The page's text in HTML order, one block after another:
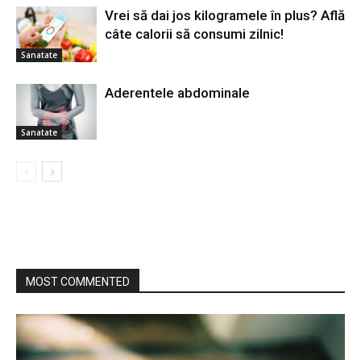
Sanatate
Vrei să dai jos kilogramele în plus? Află
câte calorii să consumi zilnic!
Sanatate
Aderentele abdominale
MOST COMMENTED